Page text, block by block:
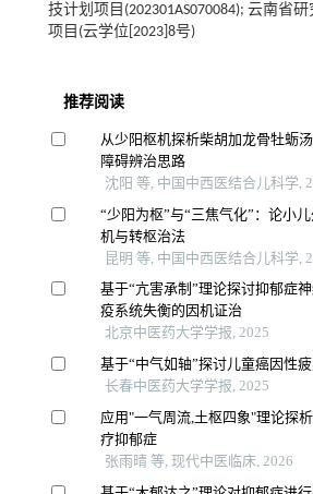
技计划项目(202301AS070084); 云南省
项目(云学位[2023]8号)